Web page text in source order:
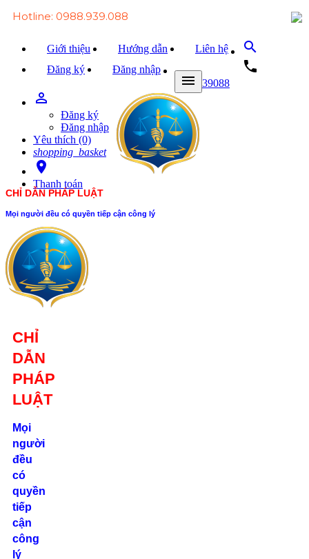
Hotline: 0988.939.088
Giới thiệu Hướng dẫn
Liên hệ
Đăng ký
Đăng nhập
search
local_phone
0988939088
person_outline
Đăng ký
Đăng nhập
Yêu thích (0)
shopping_basket
room
Thanh toán
menu
CHỈ DẪN PHÁP LUẬT
Mọi người đều có quyền tiếp cận công lý
CHỈ
DẪN
PHÁP
LUẬT
Mọi
người
đều
có
quyền
tiếp
cận
công
lý
Trang chủ
Văn bản Luật
Văn bản Đảng
Tài liệu
Hỏi - đáp
Trao đổi
Tin tức
Liên hệ
Số 24/2B
Đường Võ
Oanh, P. 25, Q.
Bình Thạnh, Tp.
Hồ Chí Minh
0862.000.639